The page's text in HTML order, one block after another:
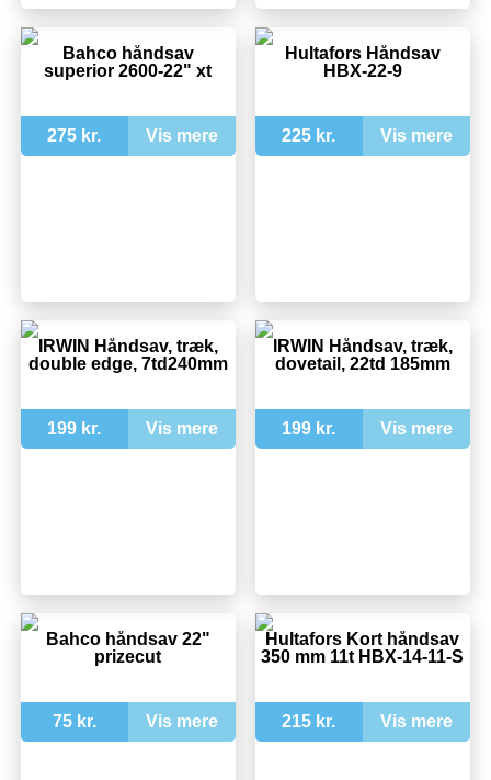
Bahco håndsav
superior 2600-22" xt
275 kr. Vis mere
Hultafors Håndsav
HBX-22-9
225 kr. Vis mere
IRWIN Håndsav, træk,
double edge, 7td240mm
199 kr. Vis mere
IRWIN Håndsav, træk,
dovetail, 22td 185mm
199 kr. Vis mere
Bahco håndsav 22"
prizecut
75 kr. Vis mere
Hultafors Kort håndsav
350 mm 11t HBX-14-11-S
215 kr. Vis mere